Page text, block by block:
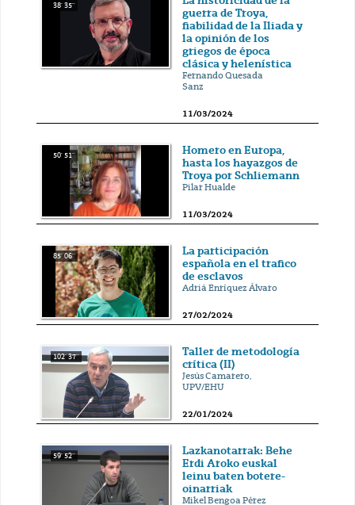
38' 35''
guerra de Troya,
fiabilidad de la Iliada y
la opinión de los
griegos de época
clásica y helenística
Fernando Quesada
Sanz
11/03/2024
50' 51''
Homero en Europa,
hasta los hayazgos de
Troya por Schliemann
Pilar Hualde
11/03/2024
85' 06''
La participación
española en el trafico
de esclavos
Adriá Enríquez Álvaro
27/02/2024
102' 37''
Taller de metodología
crítica (II)
Jesús Camarero,
UPV/EHU
22/01/2024
59' 52''
Lazkanotarrak: Behe
Erdi Aroko euskal
leinu baten botere-
oinarriak
Mikel Bengoa Pérez